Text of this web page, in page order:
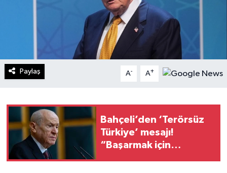
Paylaş A- A+
Bahçeli’den ‘Terörsüz
Türkiye’ mesajı!
“Başarmak için